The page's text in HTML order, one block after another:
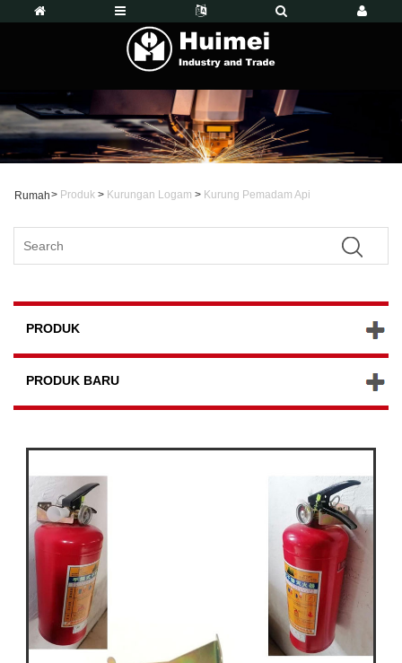
Rumah> Produk > Kurungan Logam > Kurung Pemadam Api
PRODUK
PRODUK BARU